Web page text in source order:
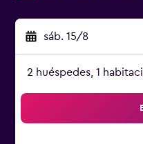
sáb. 15/8
2 huéspedes, 1